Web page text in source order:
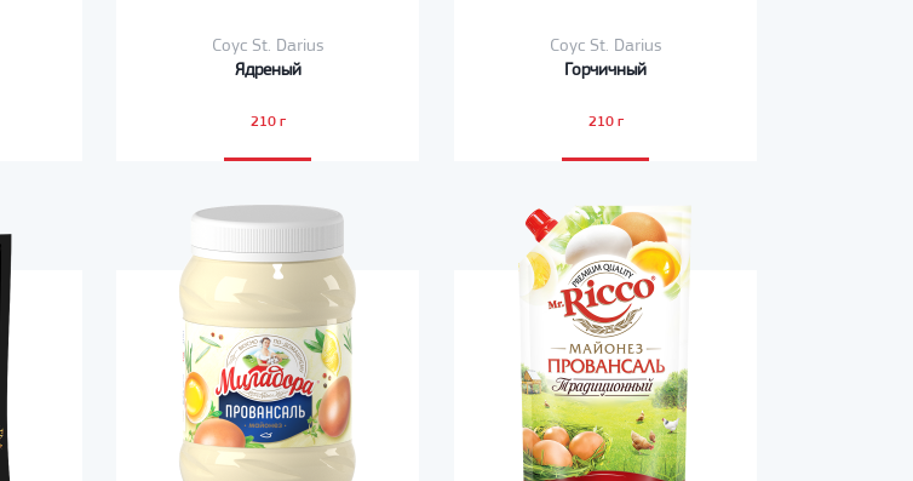
Соус St. Darius
Ядреный
210 г
Соус St. Darius
Горчичный
210 г